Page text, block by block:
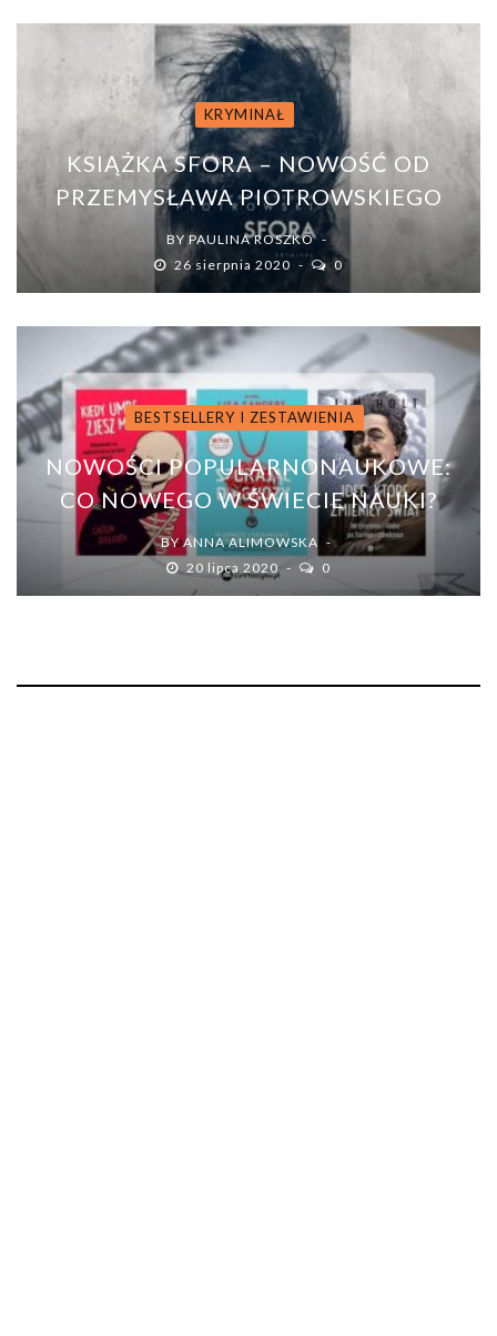
KRYMINAŁ
KSIĄŻKA SFORA – NOWOŚĆ OD
PRZEMYSŁAWA PIOTROWSKIEGO
BYPAULINA ROSZKO
26 sierpnia 2020
0
BESTSELLERY I ZESTAWIENIA
NOWOŚCI POPULARNONAUKOWE:
CO NOWEGO W ŚWIECIE NAUKI?
BYANNA ALIMOWSKA
20 lipca 2020
0